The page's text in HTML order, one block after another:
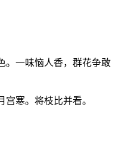
。一味恼人香，群花争敢
寒。将枝比并看。